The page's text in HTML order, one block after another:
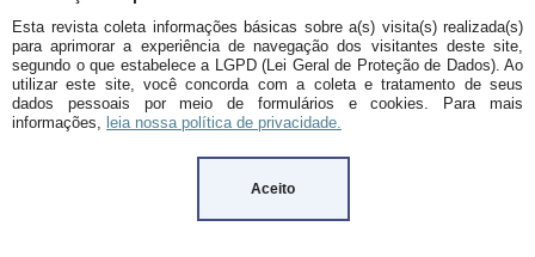
Esta revista coleta informações básicas sobre a(s) visita(s) realizada(s)
para aprimorar a experiência de navegação dos visitantes deste site,
segundo o que estabelece a LGPD (Lei Geral de Proteção de Dados). Ao
utilizar este site, você concorda com a coleta e tratamento de seus
dados pessoais por meio de formulários e cookies. Para mais
informações, leia nossa política de privacidade.
Aceito